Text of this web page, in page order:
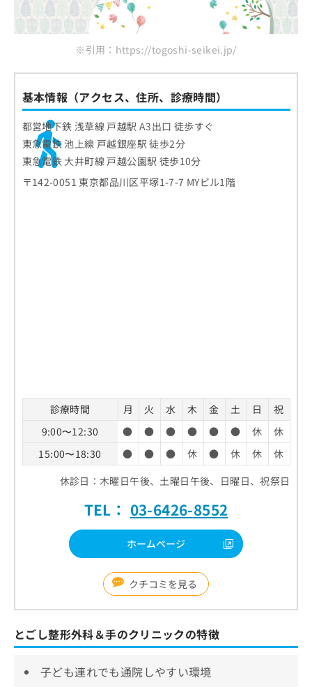
※引用：https://togoshi-seikei.jp/
基本情報（アクセス、住所、診療時間）
都営地下鉄 浅草線 戸越駅 A3出口 徒歩すぐ
東急電鉄 池上線 戸越銀座駅 徒歩2分
東急電鉄 大井町線 戸越公園駅 徒歩10分
〒142-0051 東京都品川区平塚1-7-7 MYビル1階
診療時間 月 火 水 木 金 土 日
祝
9:00〜12:30
● ● ● ● ● ● 休
休
15:00〜18:30
● ● ● 休 ● 休 休
休
休診日：木曜日午後、土曜日午後、日曜日、祝祭日
TEL： 03-6426-8552
ホームページ
クチコミを見る
とごし整形外科＆手のクリニックの特徴
子ども連れでも通院しやすい環境